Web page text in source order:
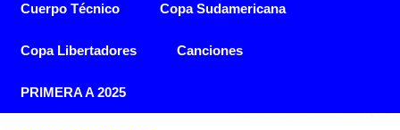
Cuerpo Técnico Copa Sudamericana
Copa Libertadores Canciones
PRIMERA A 2025